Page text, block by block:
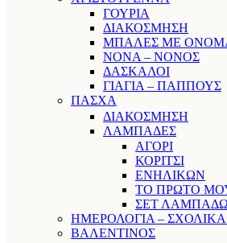
ΓΟΥΡΙΑ
ΔΙΑΚΟΣΜΗΣΗ
ΜΠΑΛΕΣ ΜΕ
ΝΟΝΑ – ΝΟΝΟΣ
ΔΑΣΚΑΛΟΙ
ΓΙΑΓΙΑ – ΠΑΠΠΟΥΣ
ΠΑΣΧΑ
ΔΙΑΚΟΣΜΗΣΗ
ΛΑΜΠΑΔΕΣ
ΑΓΟΡΙ
ΚΟΡΙΤΣΙ
ΕΝΗΛΙΚΩΝ
ΤΟ ΠΡΩΤΟ
ΣΕΤ
ΗΜΕΡΟΛΟΓΙΑ –
ΒΑΛΕΝΤΙΝΟΣ